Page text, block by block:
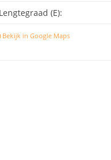
Lengtegraad (E):
Bekijk in Google Maps